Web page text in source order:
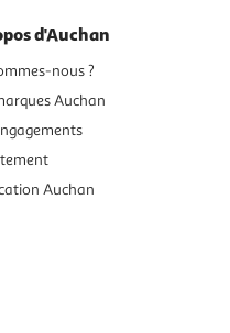
d'Auchan
nous ?
Auchan
Auchan